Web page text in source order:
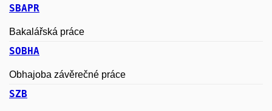
SBAPR
Bakalářská práce
SOBHA
Obhajoba závěrečné práce
SZB